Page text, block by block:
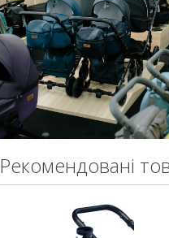
Рекомендовані